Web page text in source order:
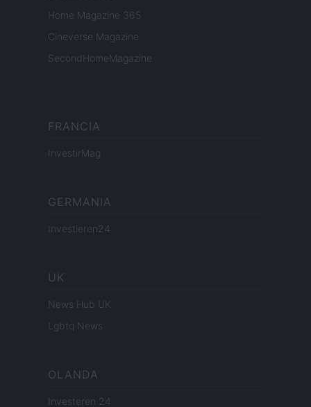
Home Magazine 365
Cineverse Magazine
SecondHomeMagazine
FRANCIA
InvestirMag
GERMANIA
Investieren24
UK
News Hub UK
Lgbtq News
OLANDA
Investeren 24